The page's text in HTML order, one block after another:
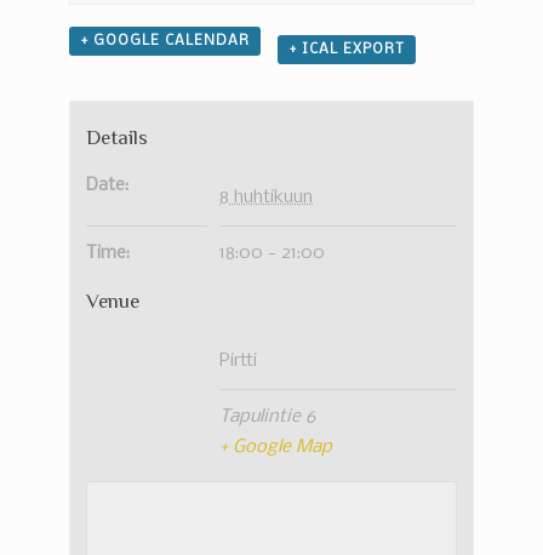
+ GOOGLE CALENDAR
+ ICAL EXPORT
Details
Date:
8 huhtikuun
Time: 18:00 - 21:00
Venue
Pirtti
Tapulintie 6
+ Google Map